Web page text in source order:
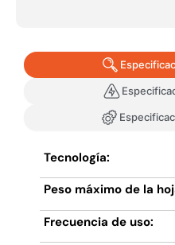
Tecnología:
Peso máximo de la
Frecuencia de uso: